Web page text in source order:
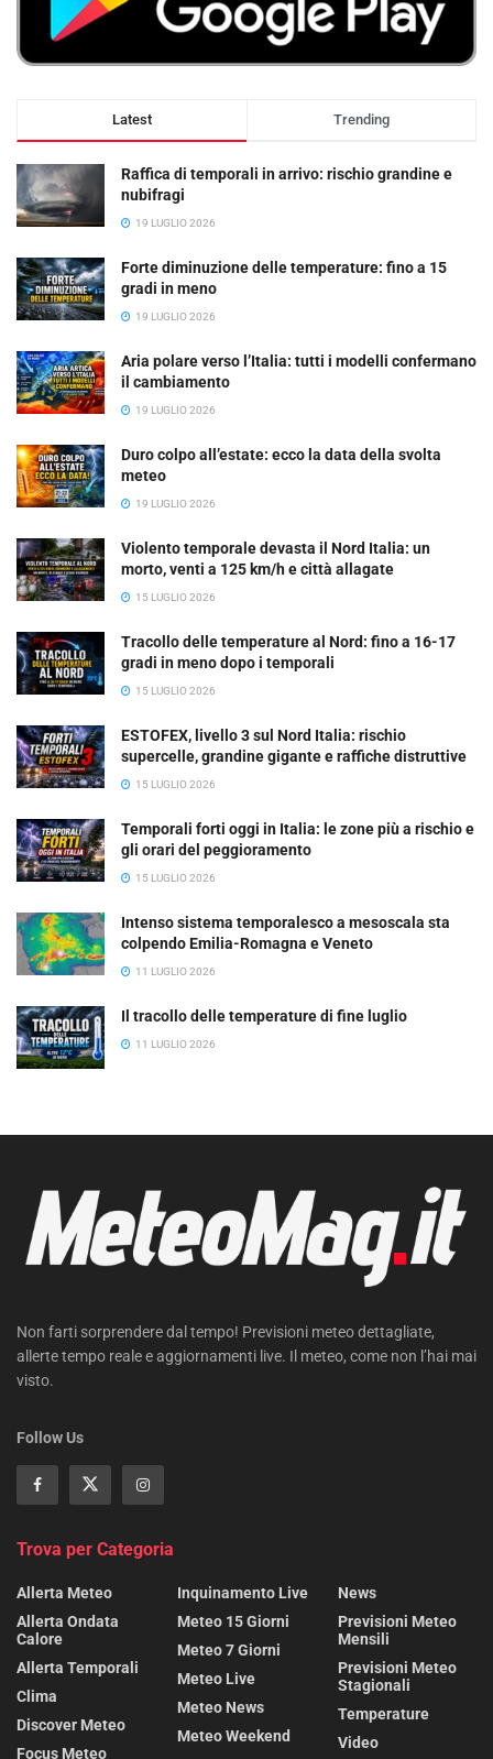
Latest Trending
Raffica di temporali in arrivo: rischio grandine e
nubifragi
19 LUGLIO 2026
Forte diminuzione delle temperature: fino a 15
gradi in meno
19 LUGLIO 2026
Aria polare verso l’Italia: tutti i modelli confermano
il cambiamento
19 LUGLIO 2026
Duro colpo all’estate: ecco la data della svolta
meteo
19 LUGLIO 2026
Violento temporale devasta il Nord Italia: un
morto, venti a 125 km/h e città allagate
15 LUGLIO 2026
Tracollo delle temperature al Nord: fino a 16-17
gradi in meno dopo i temporali
15 LUGLIO 2026
ESTOFEX, livello 3 sul Nord Italia: rischio
supercelle, grandine gigante e raffiche distruttive
15 LUGLIO 2026
Temporali forti oggi in Italia: le zone più a rischio e
gli orari del peggioramento
15 LUGLIO 2026
Intenso sistema temporalesco a mesoscala sta
colpendo Emilia-Romagna e Veneto
11 LUGLIO 2026
Il tracollo delle temperature di fine luglio
11 LUGLIO 2026
Non farti sorprendere dal tempo! Previsioni meteo dettagliate,
allerte tempo reale e aggiornamenti live. Il meteo, come non l’hai mai
visto.
Follow Us
Trova per Categoria
Allerta Meteo
Allerta Ondata
Calore
Allerta Temporali
Clima
Discover Meteo
Focus Meteo
Inquinamento Live
Meteo 15 Giorni
Meteo 7 Giorni
Meteo Live
Meteo News
Meteo Weekend
News
Previsioni Meteo
Mensili
Previsioni Meteo
Stagionali
Temperature
Video